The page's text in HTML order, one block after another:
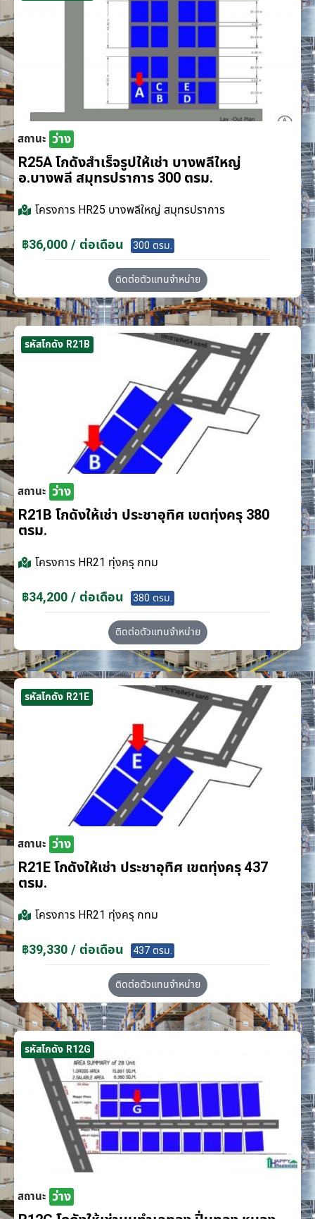
สถานะ ว่าง
R25A โกดังสำเร็จรูปให้เช่า บางพลีใหญ่
อ.บางพลี สมุทรปราการ 300 ตรม.
โครงการ HR25 บางพลีใหญ่ สมุทรปราการ
฿36,000 / ต่อเดือน 300 ตรม.
ติดต่อตัวแทนจำหน่าย
รหัสโกดัง R21B
สถานะ ว่าง
R21B โกดังให้เช่า ประชาอุทิศ เขตทุ่งครุ 380
ตรม.
โครงการ HR21 ทุ่งครุ กทม
฿34,200 / ต่อเดือน 380 ตรม.
ติดต่อตัวแทนจำหน่าย
รหัสโกดัง R21E
สถานะ ว่าง
R21E โกดังให้เช่า ประชาอุทิศ เขตทุ่งครุ 437
ตรม.
โครงการ HR21 ทุ่งครุ กทม
฿39,330 / ต่อเดือน 437 ตรม.
ติดต่อตัวแทนจำหน่าย
รหัสโกดัง R12G
สถานะ ว่าง